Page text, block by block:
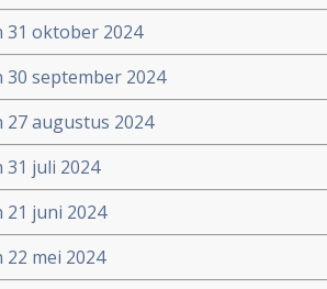
31 oktober 2024
september 2024
augustus 2024
juli 2024
juni 2024
mei 2024